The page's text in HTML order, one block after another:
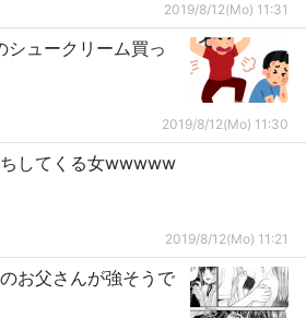
2019/8/12(Mo) 11:31
シュークリーム買っ
2019/8/12(Mo) 11:30
ちしてくる女wwwww
2019/8/12(Mo) 11:21
お父さんが強そうで